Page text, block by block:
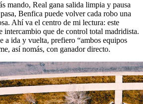
mando, Real gana salida limpia y pausa
Benfica puede volver cada robo una
Ahí va el centro de mi lectura: este
intercambio que de control total madridista.
a ida y vuelta, prefiero “ambos equipos
así nomás, con ganador directo.